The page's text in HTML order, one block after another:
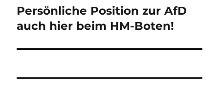
Nächster
Beitrag:
Persönliche Position zur AfD
auch hier beim HM-Boten!